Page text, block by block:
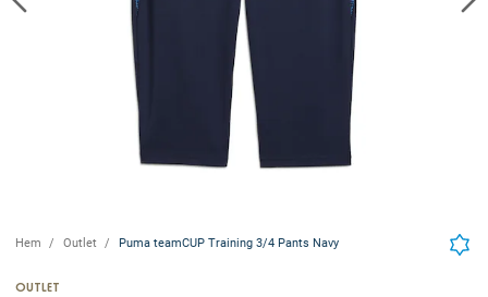
Hem Outlet Puma teamCUP Training 3/4 Pants Navy
OUTLET